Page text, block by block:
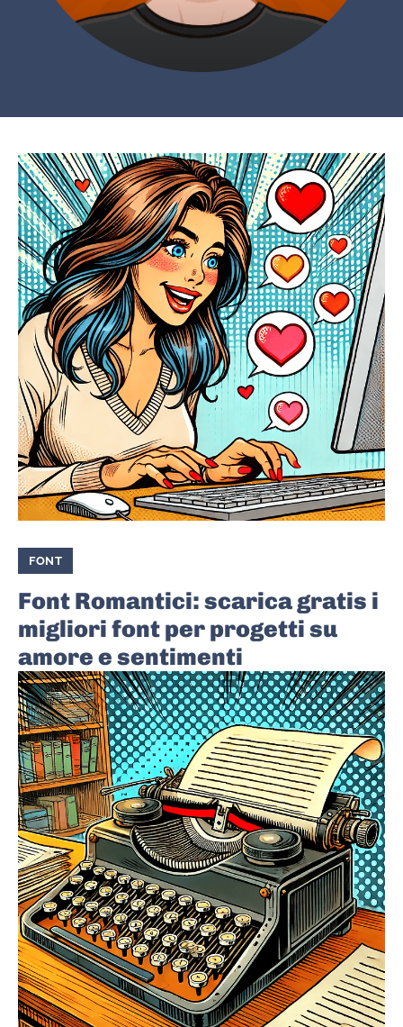
FONT
Font Romantici: scarica gratis i
migliori font per progetti su
amore e sentimenti